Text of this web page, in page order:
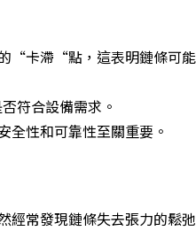
“卡滯 “點，這表明鏈條可能
符合設備需求。
全性和可靠性至關重要。
經常發現鏈條失去張力的鬆弛